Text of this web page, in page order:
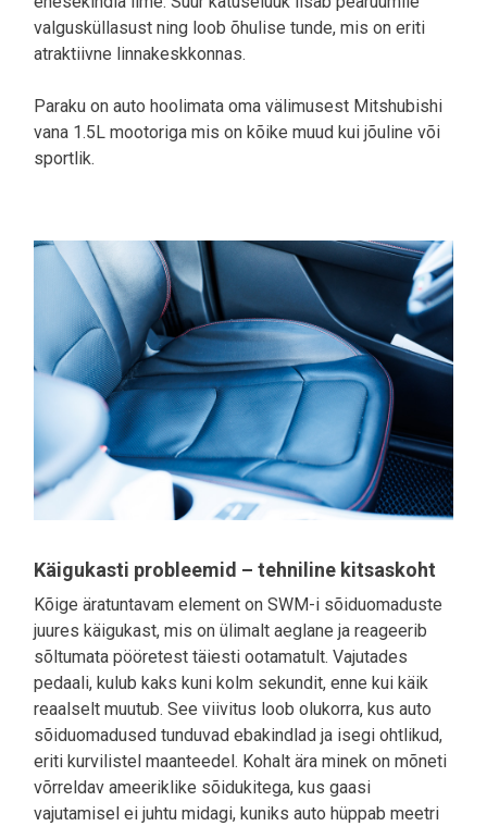
valgusküllasust ning loob õhulise tunde, mis on eriti
atraktiivne linnakeskkonnas.
Paraku on auto hoolimata oma välimusest Mitshubishi
vana 1.5L mootoriga mis on kõike muud kui jõuline või
sportlik.
Käigukasti probleemid – tehniline kitsaskoht
Kõige äratuntavam element on SWM-i sõiduomaduste
juures käigukast, mis on ülimalt aeglane ja reageerib
sõltumata pööretest täiesti ootamatult. Vajutades
pedaali, kulub kaks kuni kolm sekundit, enne kui käik
reaalselt muutub. See viivitus loob olukorra, kus auto
sõiduomadused tunduvad ebakindlad ja isegi ohtlikud,
eriti kurvilistel maanteedel. Kohalt ära minek on mõneti
võrreldav ameeriklike sõidukitega, kus gaasi
vajutamisel ei juhtu midagi, kuniks auto hüppab meetri